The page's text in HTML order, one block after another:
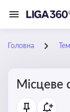
Головна
Місцеве